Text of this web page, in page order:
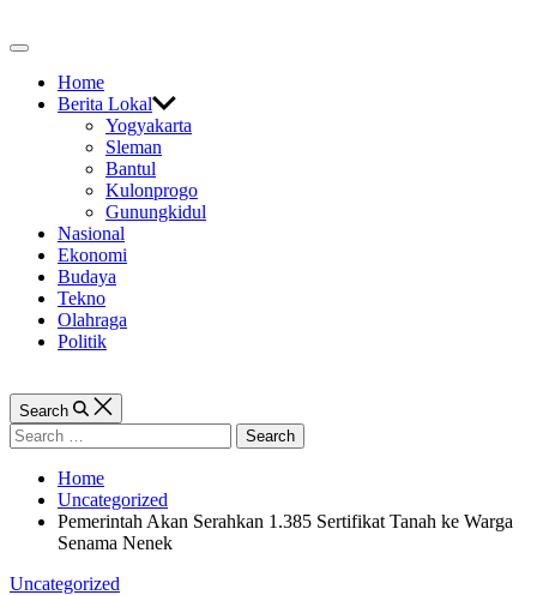
to
Off
CanvasHome
Berita Lokal
Yogyakarta
Sleman
Bantul
Kulonprogo
Gunungkidul
Nasional
Ekonomi
Budaya
Tekno
Olahraga
Politik
Search
Search
for:
Home
Uncategorized
Pemerintah Akan Serahkan 1.385 Sertifikat Tanah ke Warga
Senama Nenek
Categories
Uncategorized